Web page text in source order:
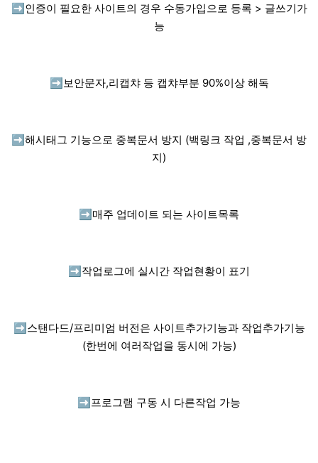
➡️ 인증이 필요한 사이트의 경우 수동가입으로 등록 > 글쓰기가
능
➡️ 보안문자,리캡챠 등 캡챠부분 90%이상 해독
➡️ 해시태그 기능으로 중복문서 방지 (백링크 작업 ,중복문서 방
지)
➡️ 매주 업데이트 되는 사이트목록
➡️ 작업로그에 실시간 작업현황이 표기
➡️ 스탠다드/프리미엄 버전은 사이트추가기능과 작업추가기능
(한번에 여러작업을 동시에 가능)
➡️ 프로그램 구동 시 다른작업 가능